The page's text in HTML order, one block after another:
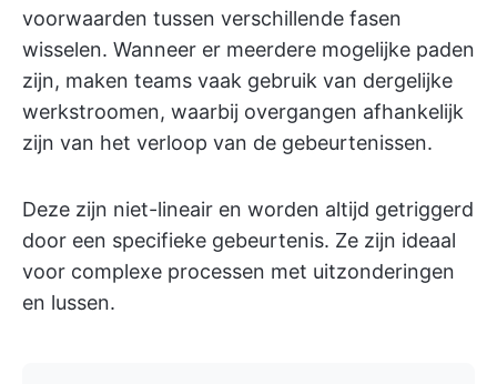
voorwaarden tussen verschillende fasen
wisselen. Wanneer er meerdere mogelijke paden
zijn, maken teams vaak gebruik van dergelijke
werkstroomen, waarbij overgangen afhankelijk
zijn van het verloop van de gebeurtenissen.
Deze zijn niet-lineair en worden altijd getriggerd
door een specifieke gebeurtenis. Ze zijn ideaal
voor complexe processen met uitzonderingen
en lussen.